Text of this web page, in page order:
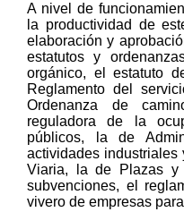
A nivel de
la productividad de
elaboración y
estatutos y
orgánico, el estatuto
Reglamento del
Ordenanza de
reguladora de la
públicos, la de
actividades
Viaria, la de Plazas y
subvenciones, el
vivero de empresas